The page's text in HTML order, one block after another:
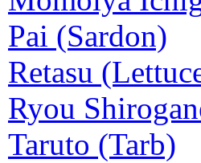
Pai (Sardon)
Retasu
Ryou
Taruto (Tarb)